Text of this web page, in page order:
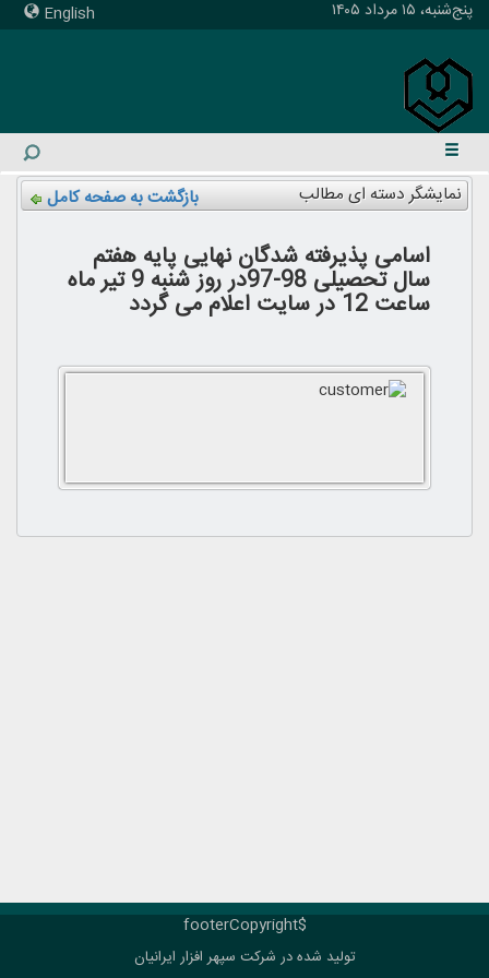
English پنج‌شنبه، ۱۵ مرداد ۱۴۰۵
نمایشگر دسته ای مطالب بازگشت به صفحه کامل
اسامی پذیرفته شدگان نهایی پایه هفتم
سال تحصیلی 98-97در روز شنبه 9 تیر ماه
ساعت 12 در سایت اعلام می گردد
$footerCopyright
تولید شده در شرکت سپهر افزار ایرانیان